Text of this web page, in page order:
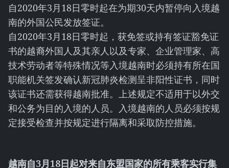
自2020年3月18日零时起在为期30天内暂停向入境越
南的外国公民发放签证。
自2020年3月18日零时起，获免签或持有签证豁免证
书的越裔外国人及其亲人以及专家、企业管理家、高
技术劳动者等特殊情况等入境越南时必须持有所在国
职能机关签发确认新冠肺炎检测呈非阳性证书，同时
该证书还需获得越南批准。上述规定不适用于以外交
和公务为目的入境的人员。入境越南的人员必须按规
定接受检查并按规定进行隔离和采取防控措施。
越南自3月18日起对来自东盟国家的所有乘客实行集